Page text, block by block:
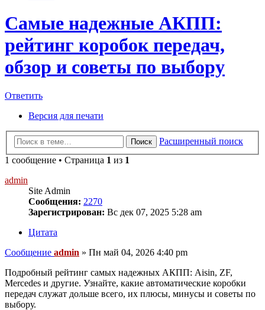
Самые надежные АКПП:
рейтинг коробок передач,
обзор и советы по выбору
Ответить
Версия для печати
Поиск
Расширенный поиск
1 сообщение • Страница 1 из 1
admin
Site Admin
Сообщения: 2270
Зарегистрирован: Вс дек 07, 2025 5:28 am
Цитата
Сообщение admin » Пн май 04, 2026 4:40 pm
Подробный рейтинг самых надежных АКПП: Aisin, ZF,
Mercedes и другие. Узнайте, какие автоматические коробки
передач служат дольше всего, их плюсы, минусы и советы по
выбору.